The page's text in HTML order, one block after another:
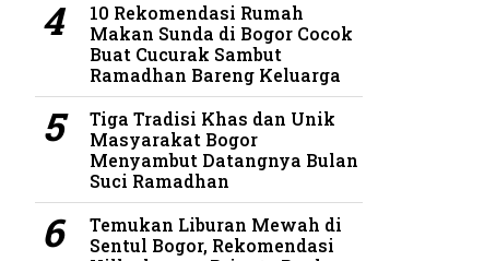
10 Rekomendasi Rumah
Makan Sunda di Bogor Cocok
Buat Cucurak Sambut
Ramadhan Bareng Keluarga
Tiga Tradisi Khas dan Unik
Masyarakat Bogor
Menyambut Datangnya Bulan
Suci Ramadhan
Temukan Liburan Mewah di
Sentul Bogor, Rekomendasi